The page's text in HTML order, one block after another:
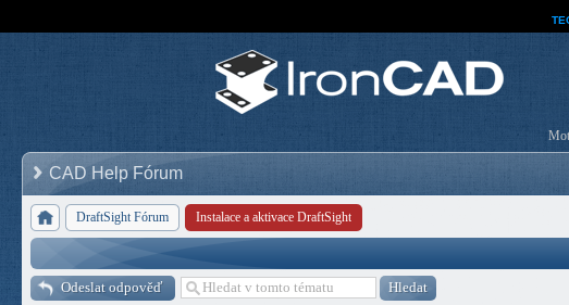
CAD Help Fórum
DraftSight Fórum Instalace a aktivace DraftSight
Odeslat odpověď